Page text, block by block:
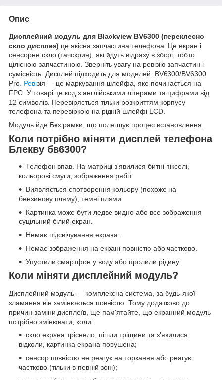
Опис
Дисплейний модуль для Blackview BV6300 (переклеєно
скло дисплея) це якісна запчастина телефона. Це екран і
сенсорне скло (тачскрин), які йдуть відразу в зборі, тобто
цілісною запчастиною. Зверніть увагу на ревізію запчастин і
сумісність. Дисплей підходить для моделей: BV6300/BV6300
Pro . Ревізія — це маркування шлейфа, яке починається на
FPC. У товарі це код з англійськими літерами та цифрами від
12 символів. Перевіряється тільки розкриттям корпусу
телефона та перевіркою на рідній шлейфі LCD.
Модуль йде Без рамки, що полегшує процес встановлення.
Коли потрібно міняти дисплей телефона
Блекву бв6300?
Телефон впав. На матриці з'явилися битні пікселі,
кольорові смуги, зображення рябіт.
Виявляється спотворення кольору (похоже на
бензинову пляму), темні плями.
Картинка може бути ледве видно або все зображення
суцільний білий екран.
Немає підсвічування екрана.
Немає зображення на екрані повністю або частково.
Упустили смартфон у воду або пролили рідину.
Коли міняти дисплейний модуль?
Дисплейний модуль — комплексна система, за будь-якої
зламання він замінюється повністю. Тому додатково до
причин заміни дисплеїв, ще пам'ятайте, що екранний модуль
потрібно змінювати, коли:
скло екрана тріснело, пішли тріщини та з'явилися
відколи, картинка екрана порушена;
сенсор повністю не реагує на торкання або реагує
частково (тільки в певній зоні);